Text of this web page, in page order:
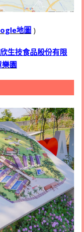
地圖 )
生技食品股份有限
樂園